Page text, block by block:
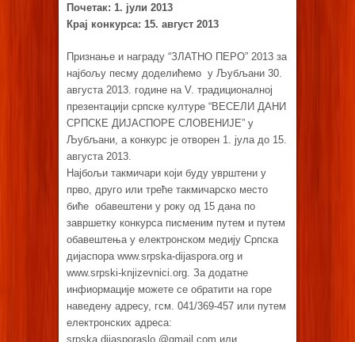
Почетак: 1. јули 2013
Крај конкурса: 15. август 2013
Признање и награду “ЗЛАТНО ПЕРО” 2013 за
најбољу песму доделићемо у Љубљани 30.
августа 2013. године на V. традиционалној
презентацији српске културе “ВЕСЕЛИ ДАНИ
СРПСКЕ ДИЈАСПОРЕ СЛОВЕНИЈЕ” у
Љубљани, а конкурс је отворен 1. јула до 15.
августа 2013.
Најбољи такмичари који буду уврштени у
прво, друго или треће такмичарско место
биће обавештени у року од 15 дана по
завршетку конкурса писменим путем и путем
обавештења у електронском медију Српска
дијаспора www.srpska-dijaspora.org и
www.srpski-knjizevnici.org. За додатне
инфиормације можете се обратити на горе
наведену адресу, гсм. 041/369-457 или путем
електронских адреса:
srpska.dijasporaslo.@gmail.com или